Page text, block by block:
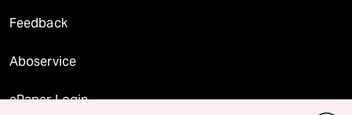
Feedback
Aboservice
ePaper Login